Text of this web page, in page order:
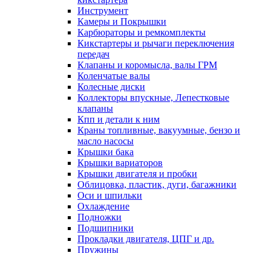
Инструмент
Камеры и Покрышки
Карбюраторы и ремкомплекты
Кикстартеры и рычаги переключения
передач
Клапаны и коромысла, валы ГРМ
Коленчатые валы
Колесные диски
Коллекторы впускные, Лепестковые
клапаны
Кпп и детали к ним
Краны топливные, вакуумные, бензо и
масло насосы
Крышки бака
Крышки вариаторов
Крышки двигателя и пробки
Облицовка, пластик, дуги, багажники
Оси и шпильки
Охлаждение
Подножки
Подшипники
Прокладки двигателя, ЦПГ и др.
Пружины